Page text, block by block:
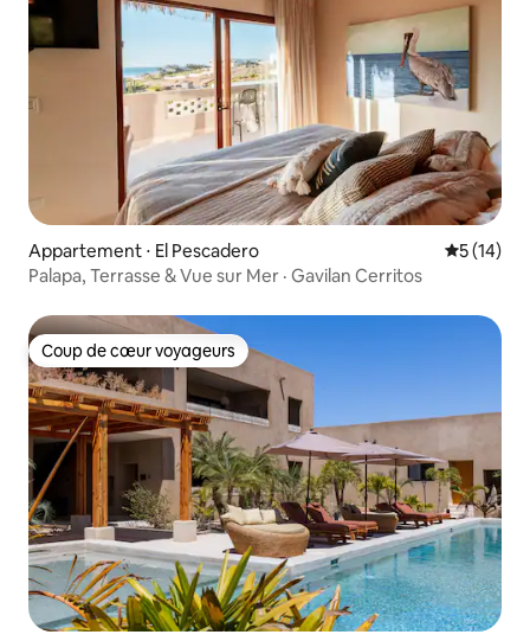
Appartement ⋅ El Pescadero
5 (14)
Palapa, Terrasse & Vue sur Mer · Gavilan Cerritos
Coup de cœur voyageurs
Coup de cœur voyageurs